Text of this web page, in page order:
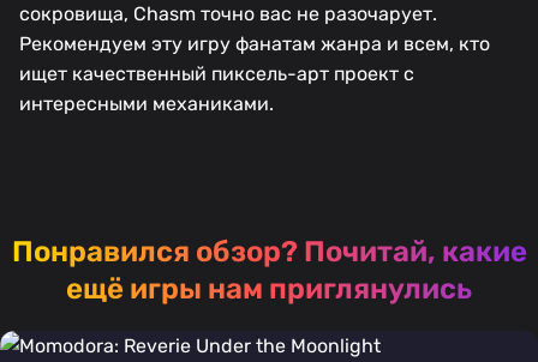
сокровища, Chasm точно вас не разочарует.
Рекомендуем эту игру фанатам жанра и всем, кто
ищет качественный пиксель-арт проект с
интересными механиками.
Понравился обзор? Почитай, какие
ещё игры нам приглянулись